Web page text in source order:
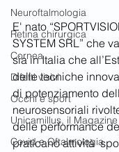
Neuroftalmologia
Retina chirurgica
Cornea
Difetti visivi
Occhi e sport
Unicamillus, il Magazine
Covid e Oftalmologia
E' nato
SYSTEM SRL” che
sia in Italia che
delle tecniche
di potenziamento
neurosensoriali
delle performance
praticano attività